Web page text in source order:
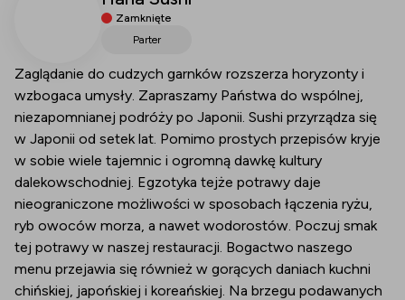
Wydarzenia
Zamknięte
Parter
Zaglądanie do cudzych garnków rozszerza horyzonty i
wzbogaca umysły. Zapraszamy Państwa do wspólnej,
niezapomnianej podróży po Japonii. Sushi przyrządza się
w Japonii od setek lat. Pomimo prostych przepisów kryje
w sobie wiele tajemnic i ogromną dawkę kultury
dalekowschodniej. Egzotyka tejże potrawy daje
nieograniczone możliwości w sposobach łączenia ryżu,
ryb owoców morza, a nawet wodorostów. Poczuj smak
tej potrawy w naszej restauracji. Bogactwo naszego
menu przejawia się również w gorących daniach kuchni
chińskiej, japońskiej i koreańskiej. Na brzegu podawanych